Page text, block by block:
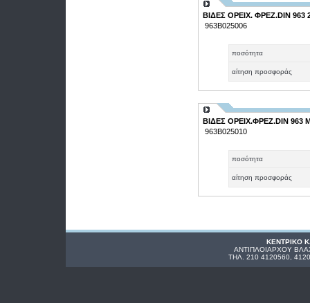
ΒΙΔΕΣ ΟΡΕΙΧ. ΦΡΕΖ.DIN 963
963Β025006
ποσότητα
αίτηση προσφοράς
ΒΙΔΕΣ ΟΡΕΙΧ.ΦΡΕΖ.DIN 963
963Β025010
ποσότητα
αίτηση προσφοράς
ΚΕΝΤΡΙΚΟ
ΑΝΤΙΠΛΟΙΑΡΧΟΥ
ΤΗΛ. 210 4120560,